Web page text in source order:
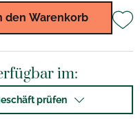
den Warenkorb
im:
prüfen